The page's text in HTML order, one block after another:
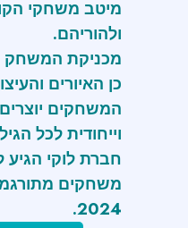
מיטב משחקי
ולהוריהם.
מכניקת המשחק
כן האיורים
המשחקים
וייחודית לכל
חברת לוקי
משחקים
2024.